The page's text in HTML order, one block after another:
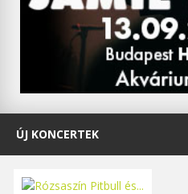
ÚJ KONCERTEK